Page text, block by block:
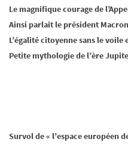
Le magnifique courage de
Ainsi parlait le président
L’égalité citoyenne sans le voile
Petite mythologie de l’ère
Survol de « l’espace européen